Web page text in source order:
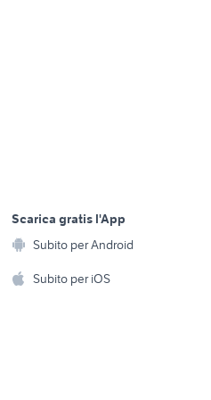
Biciclette
Scarica gratis l'App
Subito per Android
Subito per iOS